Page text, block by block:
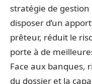
stratégie de gestion
disposer d’un
prêteur, réduit le
porte à de
Face aux banques,
du dossier et la